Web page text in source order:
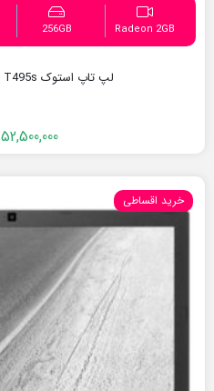
Radeon 2GB
256GB
لپ تاپ استوک Lenovo ThinkPad T495s
52,500,000
خرید اقساطی